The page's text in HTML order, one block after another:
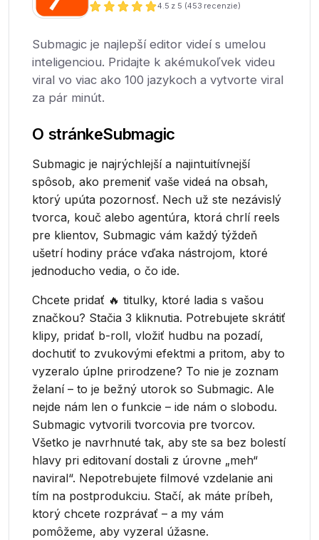
4.5 z 5 (453 recenzie)
Submagic je najlepší editor videí s umelou
inteligenciou. Pridajte k akémukoľvek videu
viral vo viac ako 100 jazykoch a vytvorte viral
za pár minút.
O stránkeSubmagic
Submagic je najrýchlejší a najintuitívnejší
spôsob, ako premeniť vaše videá na obsah,
ktorý upúta pozornosť. Nech už ste nezávislý
tvorca, kouč alebo agentúra, ktorá chrlí reels
pre klientov, Submagic vám každý týždeň
ušetrí hodiny práce vďaka nástrojom, ktoré
jednoducho vedia, o čo ide.
Chcete pridať 🔥 titulky, ktoré ladia s vašou
značkou? Stačia 3 kliknutia. Potrebujete skrátiť
klipy, pridať b-roll, vložiť hudbu na pozadí,
dochutiť to zvukovými efektmi a pritom, aby to
vyzeralo úplne prirodzene? To nie je zoznam
želaní – to je bežný utorok so Submagic. Ale
nejde nám len o funkcie – ide nám o slobodu.
Submagic vytvorili tvorcovia pre tvorcov.
Všetko je navrhnuté tak, aby ste sa bez bolestí
hlavy pri editovaní dostali z úrovne „meh“
naviral“. Nepotrebujete filmové vzdelanie ani
tím na postprodukciu. Stačí, ak máte príbeh,
ktorý chcete rozprávať – a my vám
pomôžeme, aby vyzeral úžasne.